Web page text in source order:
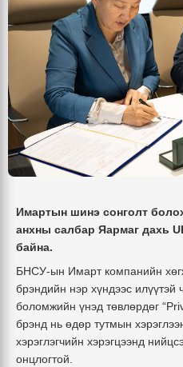
Имартын шинэ сонголт
анхны салбар Яармаг дахь
байна.
БНСУ-ын Имарт компанийн
брэндийн нэр хүндээс илүүтэй
боломжийн үнэд төвлөрдөг
брэнд нь өдөр тутмын
хэрэглэгчийн хэрэгцээнд
онцлогтой.